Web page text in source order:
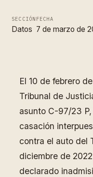
SECCIÓN
Datos
FECHA
7 de marzo de
El 10 de febrero
Tribunal de
asunto C-97/23
casación
contra el auto del
diciembre de
declarado